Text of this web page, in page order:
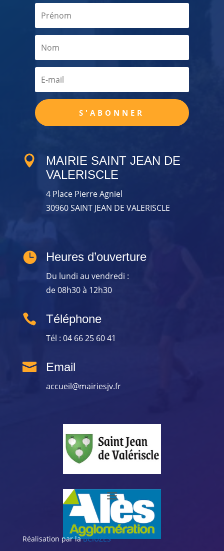
S'ABONNER

MAIRIE SAINT JEAN DE
VALERISCLE
4 Place Pierre Agniel
30960 SAINT JEAN DE VALERISCLE
 Heures d’ouverture
Du lundi au vendredi :
de 08h30 à 12h30
 Téléphone
Tél : 04 66 25 60 41
 Email
accueil@mairiesjv.fr
Réalisation par laBCIUZES